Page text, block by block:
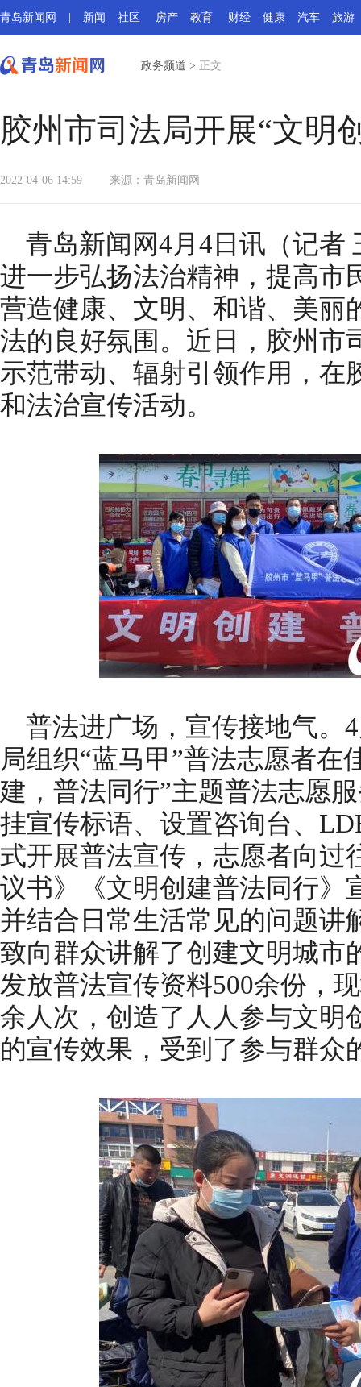
青岛新闻网 新闻 社区 房产 教育 财经 健康 汽车 旅游
政务频道 > 正文
胶州市司法局开展“文明
2022-04-06 14:59 来源： 青岛新闻网
青岛新闻网4月4日讯（记者
进一步弘扬法治精神，提高市
营造健康、文明、和谐、美丽
法的良好氛围。近日，胶州市
示范带动、辐射引领作用，在
和法治宣传活动。
普法进广场，宣传接地气。
局组织“蓝马甲”普法志愿者在
建，普法同行”主题普法志愿
挂宣传标语、设置咨询台、
式开展普法宣传，志愿者向过
议书》《文明创建普法同行》
并结合日常生活常见的问题讲
致向群众讲解了创建文明城市
发放普法宣传资料500余份，
余人次，创造了人人参与文明
的宣传效果，受到了参与群众